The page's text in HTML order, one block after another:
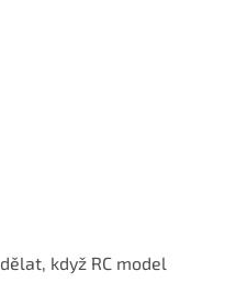
když RC model